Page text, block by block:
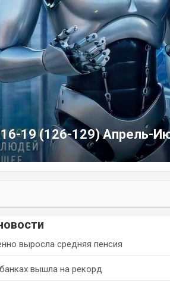
19 (126-129) Апрель-
выросла средняя пенсия
вышла на рекорд